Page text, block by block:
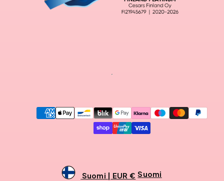
Maksutavat
Suomi | EUR € Suomi